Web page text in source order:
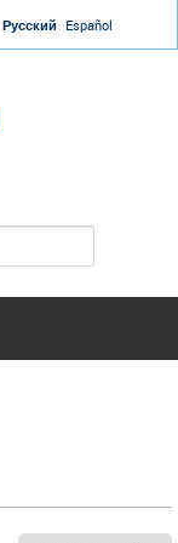
Русский Español